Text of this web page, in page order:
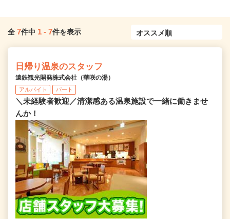
全 7件中 1 - 7件を表示
日帰り温泉のスタッフ
遠鉄観光開発株式会社（華咲の湯）
アルバイト パート
＼未経験者歓迎／清潔感ある温泉施設で一緒に働きませ
んか！